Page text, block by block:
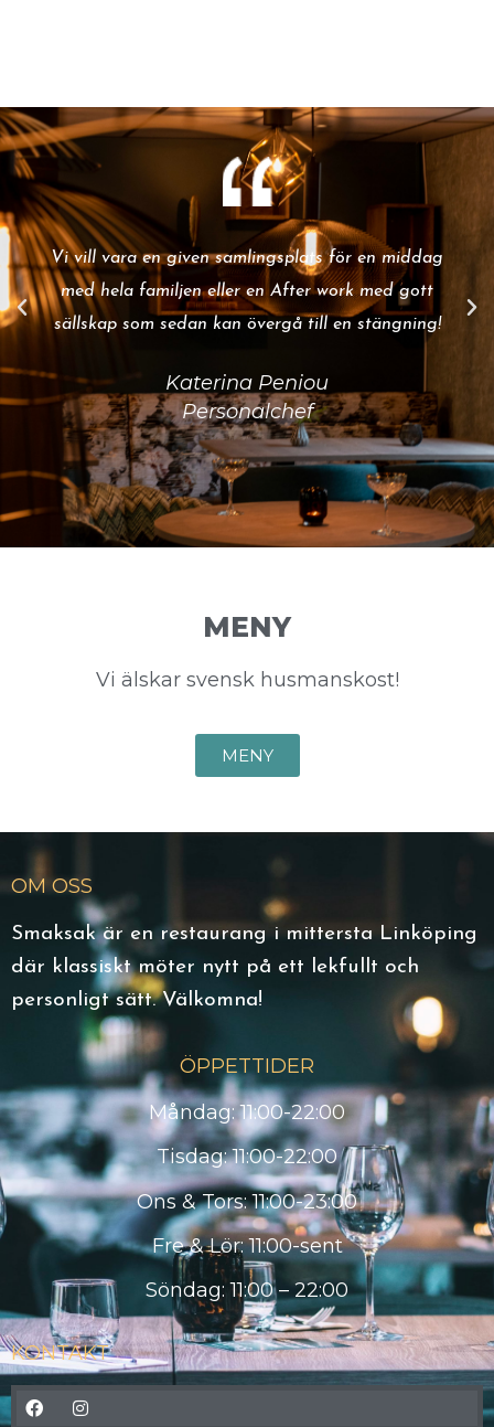
Vi vill vara en given samlingsplats för en middag
med hela familjen eller en After work med gott
sällskap som sedan kan övergå till en stängning!
Katerina Peniou
Personalchef
MENY
Vi älskar svensk husmanskost!
MENY
OM OSS
Smaksak är en restaurang i mittersta Linköping
där klassiskt möter nytt på ett lekfullt och
personligt sätt. Välkomna!
ÖPPETTIDER
Måndag: 11:00-22:00
Tisdag: 11:00-22:00
Ons & Tors: 11:00-23:00
Fre & Lör: 11:00-sent
Söndag: 11:00 – 22:00
KONTAKT